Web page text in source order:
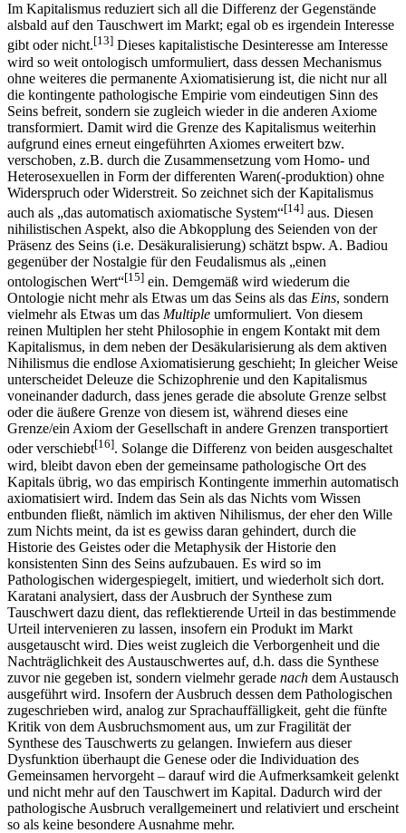
Im Kapitalismus reduziert sich all die Differenz der Gegenstände
alsbald auf den Tauschwert im Markt; egal ob es irgendein Interesse
gibt oder nicht.[13] Dieses kapitalistische Desinteresse am Interesse
wird so weit ontologisch umformuliert, dass dessen Mechanismus
ohne weiteres die permanente Axiomatisierung ist, die nicht nur all
die kontingente pathologische Empirie vom eindeutigen Sinn des
Seins befreit, sondern sie zugleich wieder in die anderen Axiome
transformiert. Damit wird die Grenze des Kapitalismus weiterhin
aufgrund eines erneut eingeführten Axiomes erweitert bzw.
verschoben, z.B. durch die Zusammensetzung vom Homo- und
Heterosexuellen in Form der differenten Waren(-produktion) ohne
Widerspruch oder Widerstreit. So zeichnet sich der Kapitalismus
auch als „das automatisch axiomatische System“[14] aus. Diesen
nihilistischen Aspekt, also die Abkopplung des Seienden von der
Präsenz des Seins (i.e. Desäkuralisierung) schätzt bspw. A. Badiou
gegenüber der Nostalgie für den Feudalismus als „einen
ontologischen Wert“[15] ein. Demgemäß wird wiederum die
Ontologie nicht mehr als Etwas um das Seins als das Eins, sondern
vielmehr als Etwas um das Multiple umformuliert. Von diesem
reinen Multiplen her steht Philosophie in engem Kontakt mit dem
Kapitalismus, in dem neben der Desäkularisierung als dem aktiven
Nihilismus die endlose Axiomatisierung geschieht; In gleicher Weise
unterscheidet Deleuze die Schizophrenie und den Kapitalismus
voneinander dadurch, dass jenes gerade die absolute Grenze selbst
oder die äußere Grenze von diesem ist, während dieses eine
Grenze/ein Axiom der Gesellschaft in andere Grenzen transportiert
oder verschiebt[16]. Solange die Differenz von beiden ausgeschaltet
wird, bleibt davon eben der gemeinsame pathologische Ort des
Kapitals übrig, wo das empirisch Kontingente immerhin automatisch
axiomatisiert wird. Indem das Sein als das Nichts vom Wissen
entbunden fließt, nämlich im aktiven Nihilismus, der eher den Wille
zum Nichts meint, da ist es gewiss daran gehindert, durch die
Historie des Geistes oder die Metaphysik der Historie den
konsistenten Sinn des Seins aufzubauen. Es wird so im
Pathologischen widergespiegelt, imitiert, und wiederholt sich dort.
Karatani analysiert, dass der Ausbruch der Synthese zum
Tauschwert dazu dient, das reflektierende Urteil in das bestimmende
Urteil intervenieren zu lassen, insofern ein Produkt im Markt
ausgetauscht wird. Dies weist zugleich die Verborgenheit und die
Nachträglichkeit des Austauschwertes auf, d.h. dass die Synthese
zuvor nie gegeben ist, sondern vielmehr gerade nach dem Austausch
ausgeführt wird. Insofern der Ausbruch dessen dem Pathologischen
zugeschrieben wird, analog zur Sprachauffälligkeit, geht die fünfte
Kritik von dem Ausbruchsmoment aus, um zur Fragilität der
Synthese des Tauschwerts zu gelangen. Inwiefern aus dieser
Dysfunktion überhaupt die Genese oder die Individuation des
Gemeinsamen hervorgeht – darauf wird die Aufmerksamkeit gelenkt
und nicht mehr auf den Tauschwert im Kapital. Dadurch wird der
pathologische Ausbruch verallgemeinert und relativiert und erscheint
so als keine besondere Ausnahme mehr.